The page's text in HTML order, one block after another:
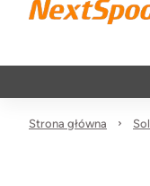
Strona główna